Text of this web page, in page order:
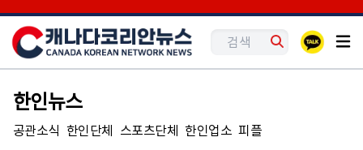
한인뉴스
공관소식 한인단체 스포츠단체 한인업소 피플